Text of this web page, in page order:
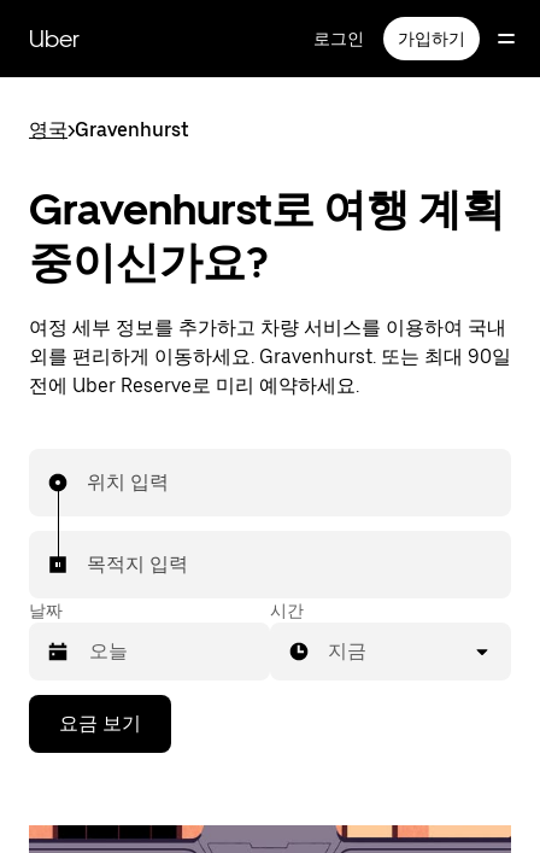
Uber 로그인 가입하기
영국>Gravenhurst
Gravenhurst로 여행 계획
중이신가요?
여정 세부 정보를 추가하고 차량 서비스를 이용하여 국내
외를 편리하게 이동하세요. Gravenhurst. 또는 최대 90일
전에 Uber Reserve로 미리 예약하세요.
위치 입력
목적지 입력
날짜
작
시간
지금
요금 보기